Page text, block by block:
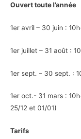
Ouvert toute l’année
1er avril – 30 juin :
1er juillet – 31 août :
1er sept. – 30 sept. :
1er oct.- 31 mars :
25/12 et 01/01)
Tarifs